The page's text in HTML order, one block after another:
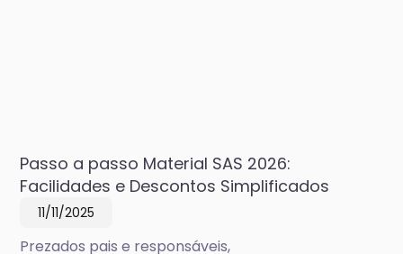
Passo a passo Material SAS 2026:
Facilidades e Descontos Simplificados
11/11/2025
Prezados pais e responsáveis,